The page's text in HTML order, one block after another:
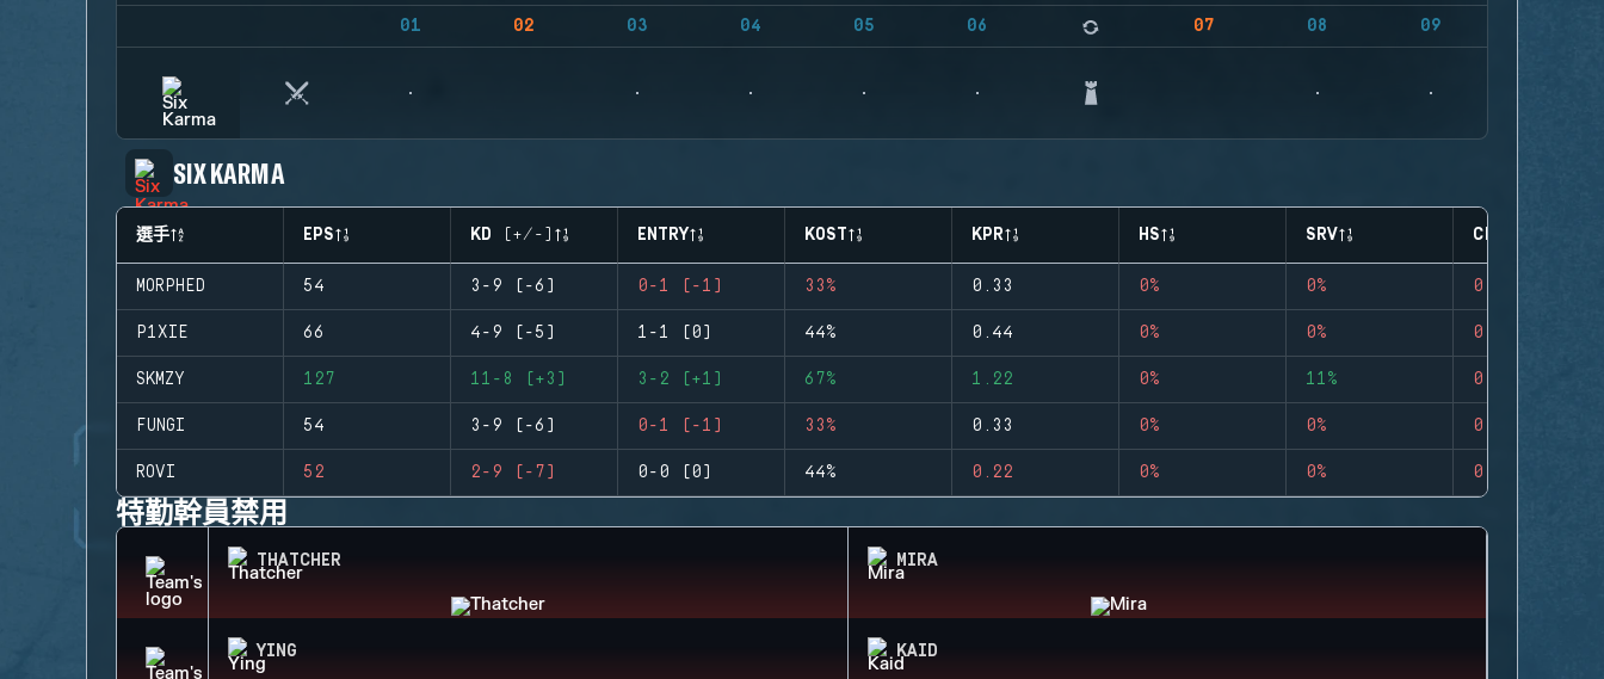
01 02 03 04 05 06 07 08 09
SIX KARMA
選手 EPS KD (+/-) ENTRY KOST KPR HS SRV CLUTCHES
MORPHED 54 3-9 (-6) 0-1 (-1) 33% 0.33 0% 0% 0
P1XIE 66 4-9 (-5) 1-1 (0) 44% 0.44 0% 0% 0
SKMZY 127 11-8 (+3) 3-2 (+1) 67% 1.22 0% 11% 0
FUNGI 54 3-9 (-6) 0-1 (-1) 33% 0.33 0% 0% 0
ROVI 52 2-9 (-7) 0-0 (0) 44% 0.22 0% 0% 0
特勤幹員禁用
THATCHER MIRA
YING KAID